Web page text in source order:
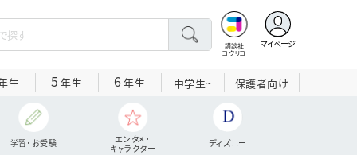
講談社
コクリコ
マイページ
生 5 年生 6 年生 中学生~ 保護者向け
学習・お受験
エンタメ・
キャラクター
ディズニー